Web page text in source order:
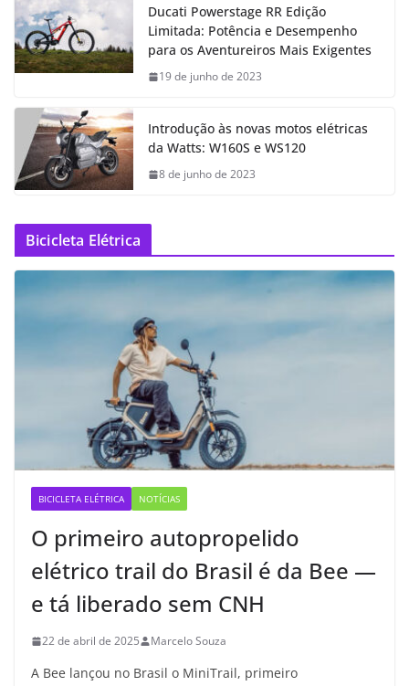
Ducati Powerstage RR Edição
Limitada: Potência e Desempenho
para os Aventureiros Mais Exigentes
19 de junho de 2023
Introdução às novas motos elétricas
da Watts: W160S e WS120
8 de junho de 2023
Bicicleta Elétrica
BICICLETA ELÉTRICA NOTÍCIAS
O primeiro autopropelido
elétrico trail do Brasil é da Bee —
e tá liberado sem CNH
22 de abril de 2025 Marcelo Souza
A Bee lançou no Brasil o MiniTrail, primeiro